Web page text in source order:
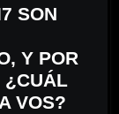
SON
Y POR
¿CUÁL
VOS?